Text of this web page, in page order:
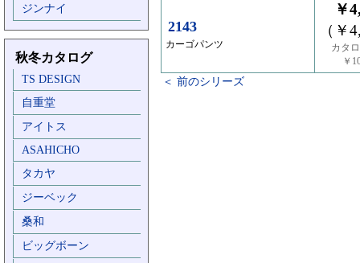
ジンナイ
秋冬カタログ
TS DESIGN
自重堂
アイトス
ASAHICHO
タカヤ
ジーベック
桑和
ビッグボーン
2143
カーゴパンツ
￥
（￥
カタ
￥
＜ 前のシリーズ